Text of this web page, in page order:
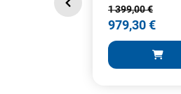
1 399,00 €
979,30 €